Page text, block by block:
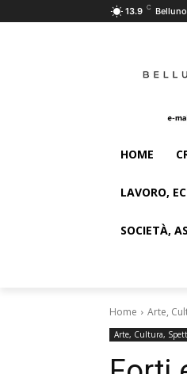
13.9 C Belluno
HOME
LAVORO,
SOCIETÀ,
Home Arte,
Arte, Cultura,